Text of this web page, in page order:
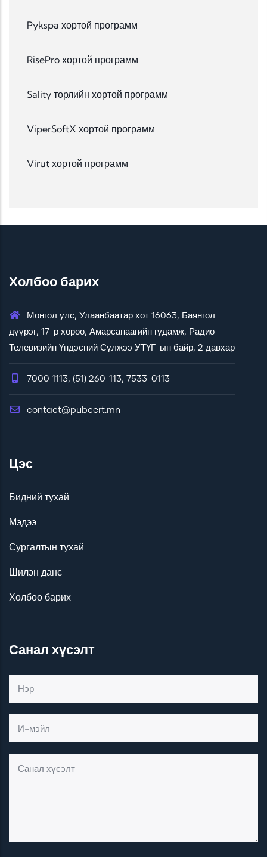
Pykspa хортой программ
RisePro хортой программ
Sality төрлийн хортой программ
ViperSoftX хортой программ
Virut хортой программ
Холбоо барих
Монгол улс, Улаанбаатар хот 16063, Баянгол
дүүрэг, 17-р хороо, Амарсанаагийн гудамж, Радио
Телевизийн Үндэсний Сүлжээ УТҮГ-ын байр, 2 давхар
7000 1113, (51) 260-113, 7533-0113
contact@pubcert.mn
Цэс
Бидний тухай
Мэдээ
Сургалтын тухай
Шилэн данс
Холбоо барих
Санал хүсэлт